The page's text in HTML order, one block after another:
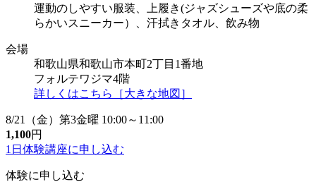
運動のしやすい服装、上履き(ジャズシューズや底の柔
らかいスニーカー）、汗拭きタオル、飲み物
会場
和歌山県和歌山市本町2丁目1番地
フォルテワジマ4階
詳しくはこちら［大きな地図］
8/21（金）第3金曜 10:00～11:00
1,100円
1日体験講座に申し込む
体験に申し込む